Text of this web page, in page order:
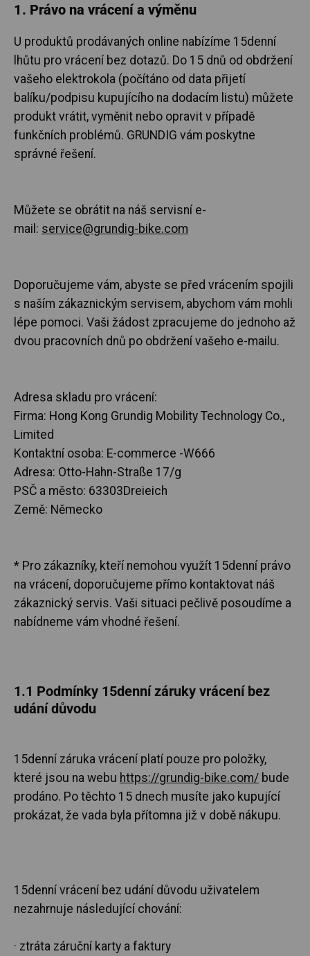
1. Právo na vrácení a výměnu
U produktů prodávaných online nabízíme 15denní
lhůtu pro vrácení bez dotazů. Do 15 dnů od obdržení
vašeho elektrokola (počítáno od data přijetí
balíku/podpisu kupujícího na dodacím listu) můžete
produkt vrátit, vyměnit nebo opravit v případě
funkčních problémů. GRUNDIG vám poskytne
správné řešení.
Můžete se obrátit na náš servisní e-
mail: service@grundig-bike.com
Doporučujeme vám, abyste se před vrácením spojili
s naším zákaznickým servisem, abychom vám mohli
lépe pomoci. Vaši žádost zpracujeme do jednoho až
dvou pracovních dnů po obdržení vašeho e-mailu.
Adresa skladu pro vrácení:
Firma: Hong Kong Grundig Mobility Technology Co.,
Limited
Kontaktní osoba: E-commerce -W666
Adresa: Otto-Hahn-Straße 17/g
PSČ a město: 63303Dreieich
Země: Německo
* Pro zákazníky, kteří nemohou využít 15denní právo
na vrácení, doporučujeme přímo kontaktovat náš
zákaznický servis. Vaši situaci pečlivě posoudíme a
nabídneme vám vhodné řešení.
1.1 Podmínky 15denní záruky vrácení bez
udání důvodu
15denní záruka vrácení platí pouze pro položky,
které jsou na webu https://grundig-bike.com/ bude
prodáno. Po těchto 15 dnech musíte jako kupující
prokázat, že vada byla přítomna již v době nákupu.
15denní vrácení bez udání důvodu uživatelem
nezahrnuje následující chování:
· ztráta záruční karty a faktury